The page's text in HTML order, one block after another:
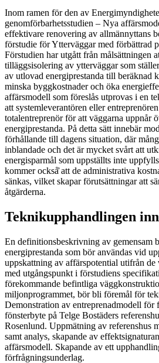
Inom ramen för den av
genomförbarhetsstudien – Nya
effektivare renovering av allmännyttans
förstudie för Ytterväggar med förbättrad
Förstudien har utgått från målsättningen
tilläggsisolering av ytterväggar som
av utlovad energiprestanda till beräknad
minska byggkostnader och öka
affärsmodell som föreslås utprovas i en
att systemleverantören eller
totalentreprenör för att väggarna uppnår
energiprestanda. På detta sätt innebär
förhållande till dagens situation, där
inblandade och det är mycket svårt att
energisparmål som uppställts inte
kommer också̊ att de administrativa
sänkas, vilket skapar förutsättningar att
åtgärderna.
Teknikupphandlingen
En definitionsbeskrivning av gemensam
energiprestanda som bör användas vid
uppskattning av affärspotential utifrån
med utgångspunkt i förstudiens
förekommande befintliga
miljonprogrammet, bör bli föremål för
Demonstration av entreprenadmodell för
fönsterbyte på Telge Bostäders
Rosenlund. Uppmätning av referenshus
samt analys, skapande av
affärsmodell. Skapande av ett
förfrågningsunderlag.